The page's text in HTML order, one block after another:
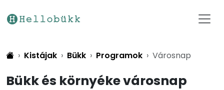
Kistájak Bükk Programok Városnap
Bükk és környéke városnap